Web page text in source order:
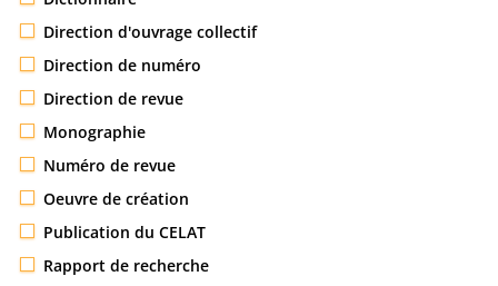
Direction d'ouvrage collectif
Direction de numéro
Direction de revue
Monographie
Numéro de revue
Oeuvre de création
Publication du CELAT
Rapport de recherche